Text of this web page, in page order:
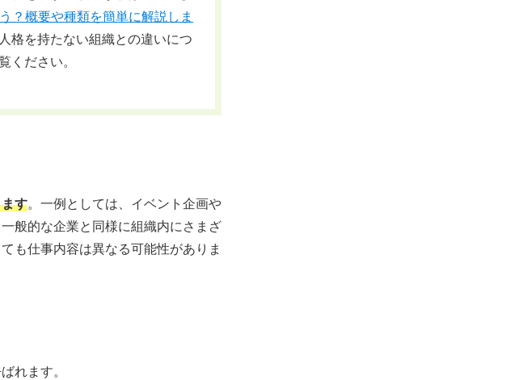
？概要や種類を簡単に解説しま
格を持たない組織との違いにつ
ください。
す。一例としては、イベント企画や
般的な企業と同様に組織内にさまざ
も仕事内容は異なる可能性がありま
れます。